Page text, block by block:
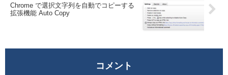
Chrome で選択文字列を自動でコピーする
拡張機能 Auto Copy
コメント